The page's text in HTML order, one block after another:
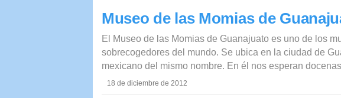
Museo de las Momias de
El Museo de las Momias de Guanajuato es uno de los
sobrecogedores del mundo. Se ubica en la ciudad de
mexicano del mismo nombre. En él nos esperan
18 de diciembre de 2012